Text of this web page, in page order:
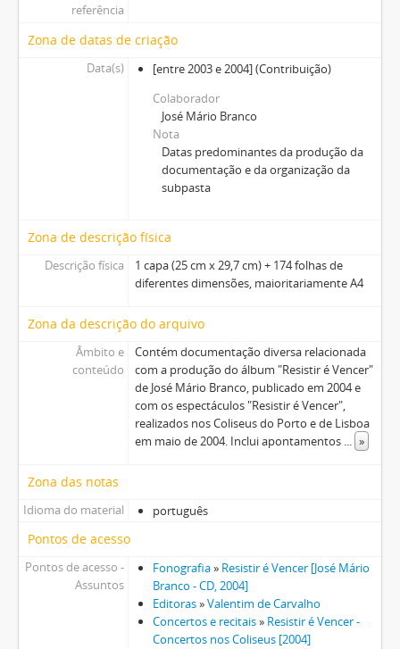
referência
Zona de datas de criação
Data(s) [entre 2003 e 2004](Contribuição)
Colaborador
José Mário Branco
Nota
Datas predominantes da produção da
documentação e da organização da
subpasta
Zona de descrição física
Descrição física
1 capa (25 cm x 29,7 cm) + 174 folhas de
diferentes dimensões, maioritariamente A4
Zona da descrição do arquivo
Âmbito e
conteúdo
Contém documentação diversa relacionada
com a produção do álbum "Resistir é Vencer"
de José Mário Branco, publicado em 2004 e
com os espectáculos "Resistir é Vencer",
realizados nos Coliseus do Porto e de Lisboa
em maio de 2004. Inclui apontamentos ... »
Zona das notas
Idioma do material português
Pontos de acesso
Pontos de acesso -
Assuntos
Fonografia» Resistir é Vencer [José Mário
Branco - CD, 2004]
Editoras»Valentim de Carvalho
Concertos e recitais» Resistir é Vencer -
Concertos nos Coliseus [2004]